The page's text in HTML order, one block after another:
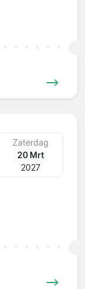
Zaterdag
20 Mrt
2027